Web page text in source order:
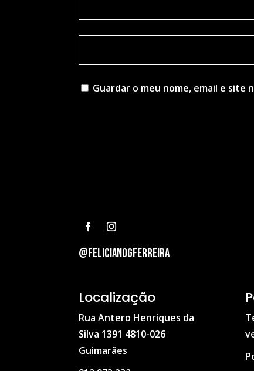
Guardar o meu nome, email e site
@felicianogferreira
Localização
Rua Antero Henriques da
Silva 1391 4810-026
Guimarães